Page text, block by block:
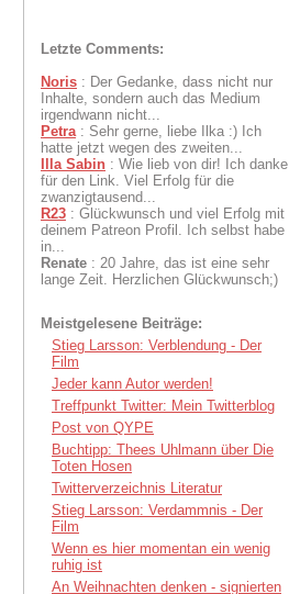
Letzte Comments:
Noris : Der Gedanke, dass nicht nur
Inhalte, sondern auch das Medium
irgendwann nicht...
Petra : Sehr gerne, liebe Ilka :) Ich
hatte jetzt wegen des zweiten...
Illa Sabin : Wie lieb von dir! Ich danke
für den Link. Viel Erfolg für die
zwanzigtausend...
R23 : Glückwunsch und viel Erfolg mit
deinem Patreon Profil. Ich selbst habe
in...
Renate : 20 Jahre, das ist eine sehr
lange Zeit. Herzlichen Glückwunsch;)
Meistgelesene Beiträge:
Stieg Larsson: Verblendung - Der
Film
Jeder kann Autor werden!
Treffpunkt Twitter: Mein Twitterblog
Post von QYPE
Buchtipp: Thees Uhlmann über Die
Toten Hosen
Twitterverzeichnis Literatur
Stieg Larsson: Verdammnis - Der
Film
Wenn es hier momentan ein wenig
ruhig ist
An Weihnachten denken - signierten